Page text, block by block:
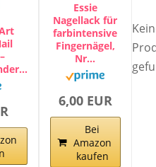
Essie
Nagellack für
farbintensive
Fingernägel,
Nr…
6,00 EUR
Bei
Amazon
kaufen